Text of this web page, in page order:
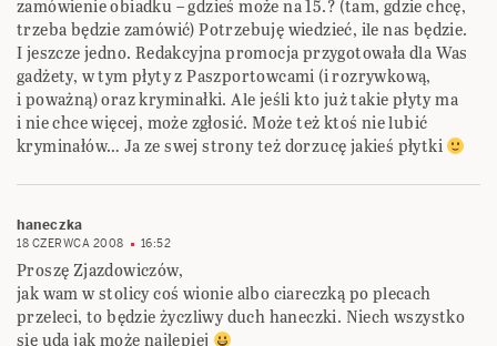
zamówienie obiadku – gdzieś może na 15.? (tam, gdzie chcę,
trzeba będzie zamówić) Potrzebuję wiedzieć, ile nas będzie.
I jeszcze jedno. Redakcyjna promocja przygotowała dla Was
gadżety, w tym płyty z Paszportowcami (i rozrywkową,
i poważną) oraz kryminałki. Ale jeśli kto już takie płyty ma
i nie chce więcej, może zgłosić. Może też ktoś nie lubić
kryminałów… Ja ze swej strony też dorzucę jakieś płytki
haneczka
18 CZERWCA 2008 16:52
Proszę Zjazdowiczów,
jak wam w stolicy coś wionie albo ciareczką po plecach
przeleci, to będzie życzliwy duch haneczki. Niech wszystko
się uda jak może najlepiej